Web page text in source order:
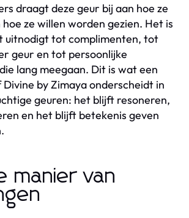
draagt deze geur bij aan hoe ze
ze willen worden gezien. Het is
uitnodigt tot complimenten, tot
geur en tot persoonlijke
lang meegaan. Dit is wat een
by Zimaya onderscheidt in
geuren: het blijft resoneren,
en het blijft betekenis geven
manier van